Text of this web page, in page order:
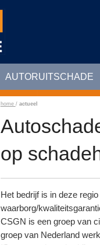
AUTORUITSCHADE
home / actueel
op
Het bedrijf is in deze
waarborg/
CSGN is een groep van
groep van Nederland